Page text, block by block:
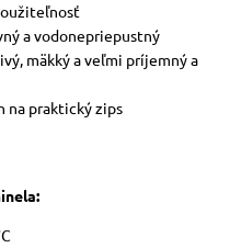
a vodonepriepustný
mäkký a veľmi príjemný a
na praktický zips